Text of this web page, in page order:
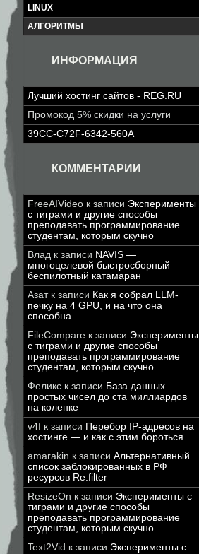
LINUX
АЛГОРИТМЫ
ИНФОРМАЦИЯ
Лучший хостинг сайтов - REG.RU
Промокод 5% скидки на услуги
39CC-C72F-6342-560A
КОММЕНТАРИИ
FreeAIVideo к записи Эксперименты
с тиграми и другие способы
преподавать программирование
студентам, которым скучно
Влад к записи NAVIS —
многоцелевой быстросборный
беспилотный катамаран
Азатк записи Как я собрал LLM-
печку на 4 GPU, и на что она
способна
FileCompare к записи Эксперименты
с тиграми и другие способы
преподавать программирование
студентам, которым скучно
Феликс к записи База данных
простых чисел до ста миллиардов
на коленке
v4f к записи Перебор IP-адресов на
хостинге — и как с этим бороться
amarakin к записи Альтернативный
список заблокированных в РФ
ресурсов Re:filter
ResizeOn к записи Эксперименты с
тиграми и другие способы
преподавать программирование
студентам, которым скучно
Text2Vid к записи Эксперименты с